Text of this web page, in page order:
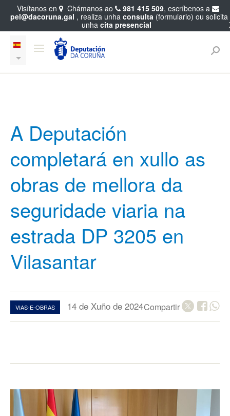
A Deputación
completará en xullo as
obras de mellora da
seguridade viaria na
estrada DP 3205 en
Vilasantar
VIAS-E-OBRAS 14 de Xuño de 2024Compartir
Visítanos en Chámanos ao 981 415 509, escríbenos a
pel@dacoruna.gal , realiza unha consulta(formulario) ou solicita
unha cita presencial